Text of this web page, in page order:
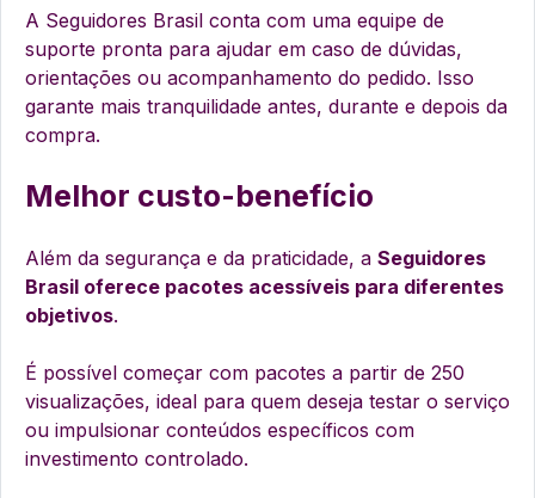
A Seguidores Brasil conta com uma equipe de
suporte pronta para ajudar em caso de dúvidas,
orientações ou acompanhamento do pedido. Isso
garante mais tranquilidade antes, durante e depois da
compra.
Melhor custo-benefício
Além da segurança e da praticidade, a Seguidores
Brasil oferece pacotes acessíveis para diferentes
objetivos.
É possível começar com pacotes a partir de 250
visualizações, ideal para quem deseja testar o serviço
ou impulsionar conteúdos específicos com
investimento controlado.